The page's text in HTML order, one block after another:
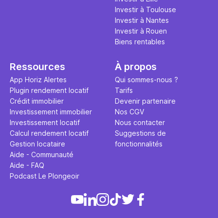
Investir à Toulouse
Investir à Nantes
Investir à Rouen
Biens rentables
Ressources
App Horiz Alertes
Plugin rendement locatif
Crédit immobilier
Investissement immobilier
Investissement locatif
Calcul rendement locatif
Gestion locataire
Aide - Communauté
Aide - FAQ
Podcast Le Plongeoir
À propos
Qui sommes-nous ?
Tarifs
Devenir partenaire
Nos CGV
Nous contacter
Suggestions de
fonctionnalités